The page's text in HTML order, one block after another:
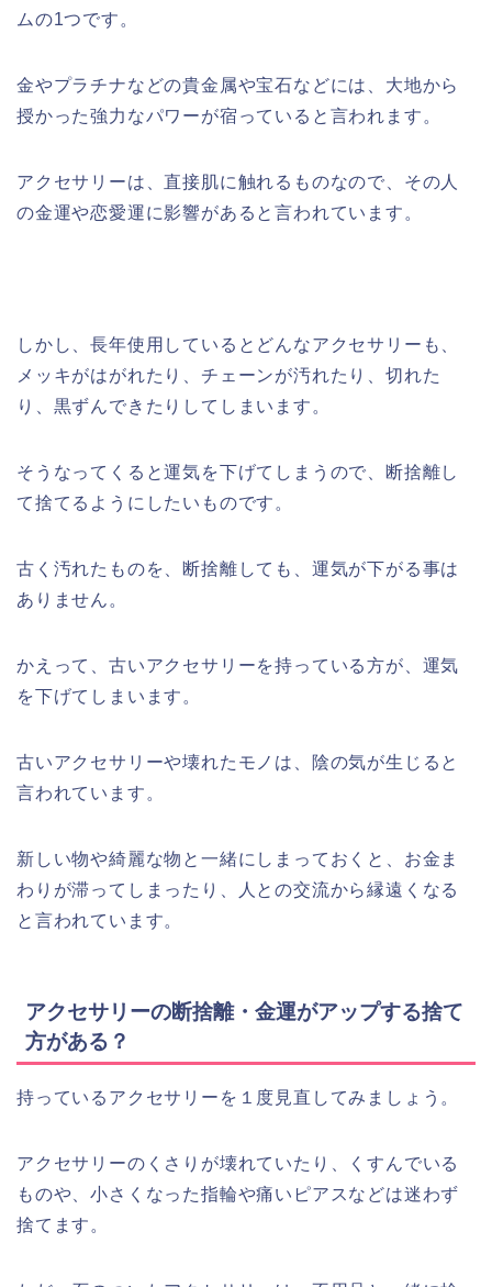
ムの1つです。
金やプラチナなどの貴金属や宝石などには、大地から
授かった強力なパワーが宿っていると言われます。
アクセサリーは、直接肌に触れるものなので、その人
の金運や恋愛運に影響があると言われています。
しかし、長年使用しているとどんなアクセサリーも、
メッキがはがれたり、チェーンが汚れたり、切れた
り、黒ずんできたりしてしまいます。
そうなってくると運気を下げてしまうので、断捨離し
て捨てるようにしたいものです。
古く汚れたものを、断捨離しても、運気が下がる事は
ありません。
かえって、古いアクセサリーを持っている方が、運気
を下げてしまいます。
古いアクセサリーや壊れたモノは、陰の気が生じると
言われています。
新しい物や綺麗な物と一緒にしまっておくと、お金ま
わりが滞ってしまったり、人との交流から縁遠くなる
と言われています。
アクセサリーの断捨離・金運がアップする捨て
方がある？
持っているアクセサリーを１度見直してみましょう。
アクセサリーのくさりが壊れていたり、くすんでいる
ものや、小さくなった指輪や痛いピアスなどは迷わず
捨てます。